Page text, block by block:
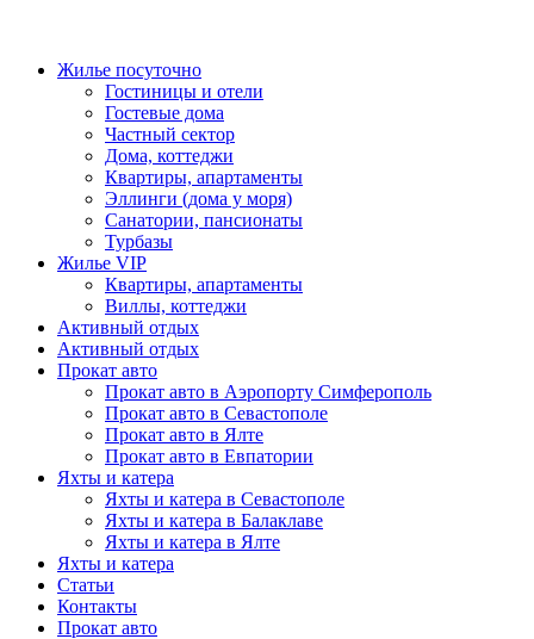
Жилье посуточно
Гостиницы и отели
Гостевые дома
Частный сектор
Дома, коттеджи
Квартиры, апартаменты
Эллинги (дома у моря)
Санатории, пансионаты
Турбазы
Жилье VIP
Квартиры, апартаменты
Виллы, коттеджи
Активный отдых
Активный отдых
Прокат авто
Прокат авто в Аэропорту Симферополь
Прокат авто в Севастополе
Прокат авто в Ялте
Прокат авто в Евпатории
Яхты и катера
Яхты и катера в Севастополе
Яхты и катера в Балаклаве
Яхты и катера в Ялте
Яхты и катера
Статьи
Контакты
Прокат авто